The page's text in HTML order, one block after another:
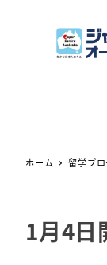
ホーム 留学ブロ
1月4日